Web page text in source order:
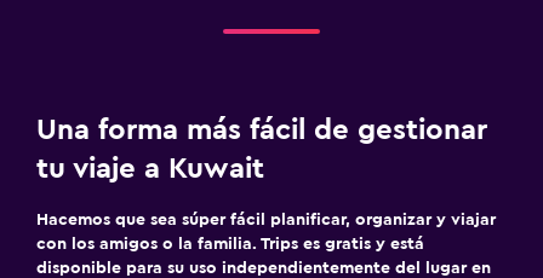
Una forma más fácil de gestionar
tu viaje a Kuwait
Hacemos que sea súper fácil planificar, organizar y viajar
con los amigos o la familia. Trips es gratis y está
disponible para su uso independientemente del lugar en